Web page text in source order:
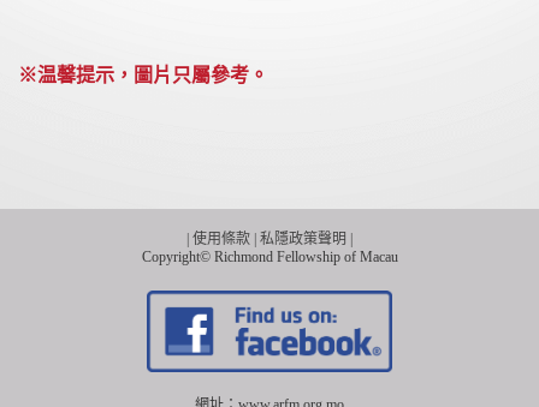
※温馨提示，圖片只屬參考。
使用條款 私隱政策聲明
Copyright© Richmond Fellowship of Macau